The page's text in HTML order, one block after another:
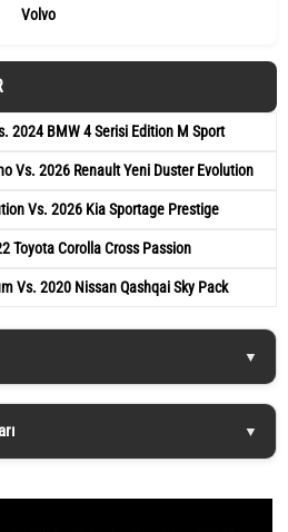
Volvo
2024 BMW 4 Serisi Edition M Sport
Vs. 2026 Renault Yeni Duster Evolution
Vs. 2026 Kia Sportage Prestige
Toyota Corolla Cross Passion
Vs. 2020 Nissan Qashqai Sky Pack